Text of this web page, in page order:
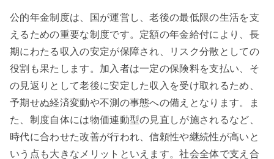
公的年金制度は、国が運営し、老後の最低限の生活を支
えるための重要な制度です。定額の年金給付により、長
期にわたる収入の安定が保障され、リスク分散としての
役割も果たします。加入者は一定の保険料を支払い、そ
の見返りとして老後に安定した収入を受け取れるため、
予期せぬ経済変動や不測の事態への備えとなります。ま
た、制度自体には物価連動型の見直しが施されるなど、
時代に合わせた改善が行われ、信頼性や継続性が高いと
いう点も大きなメリットといえます。社会全体で支え合